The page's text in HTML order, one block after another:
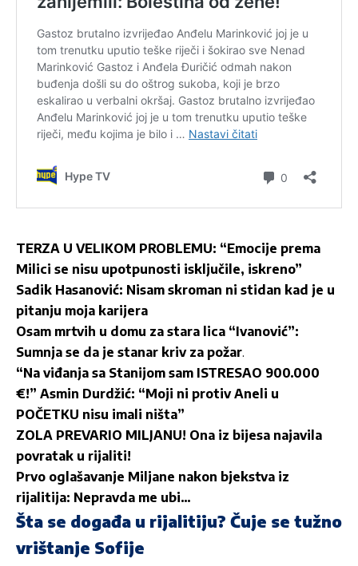
TERZA U VELIKOM PROBLEMU: “Emocije prema
Milici se nisu upotpunosti isključile, iskreno”
Sadik Hasanović: Nisam skroman ni stidan kad je u
pitanju moja karijera
Osam mrtvih u domu za stara lica “Ivanović”:
Sumnja se da je stanar kriv za požar.
“Na viđanja sa Stanijom sam ISTRESAO 900.000
€!” Asmin Durdžić: “Moji ni protiv Aneli u
POČETKU nisu imali ništa”
ZOLA PREVARIO MILJANU! Ona iz bijesa najavila
povratak u rijaliti!
Prvo oglašavanje Miljane nakon bjekstva iz
rijalitija: Nepravda me ubi…
Šta se događa u rijalitiju? Čuje se tužno
vrištanje Sofije